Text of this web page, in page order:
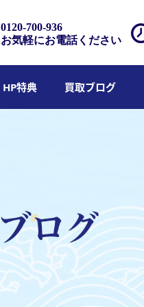
0120-700-936
お気軽にお電話ください
HP特典 買取ブログ